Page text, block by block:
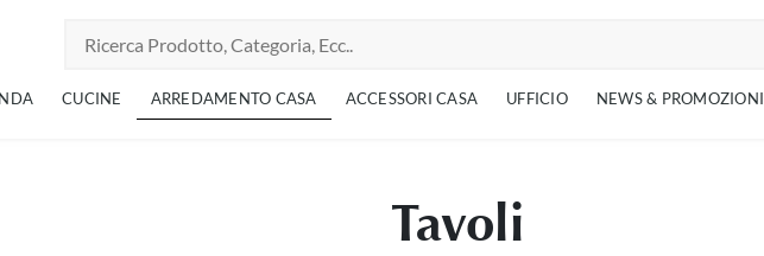
CUCINE ARREDAMENTO CASA ACCESSORI CASA UFFICIO NEWS & PROMOZIONI
Tavoli